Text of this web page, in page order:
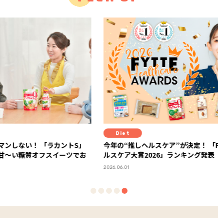
トS」
でお
今年の“推しヘルスケア”が決定！ 「FYTTEヘ
ルスケア大賞2026」ランキング発表
注目の
「